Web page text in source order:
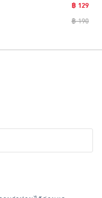
฿ 129
฿ 190